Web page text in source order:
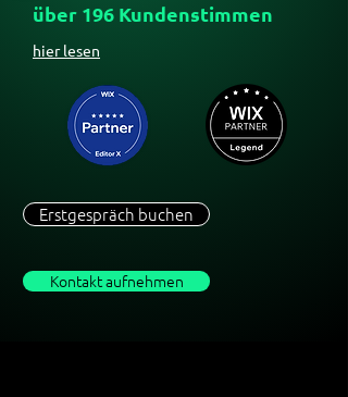
über 196 Kundenstimmen
hier lesen
Erstgespräch buchen
Kontakt aufnehmen